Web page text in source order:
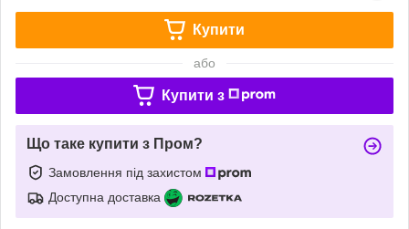
Купити
або
Купити з
Що таке купити з Пром?
Замовлення під захистом
Доступна доставка